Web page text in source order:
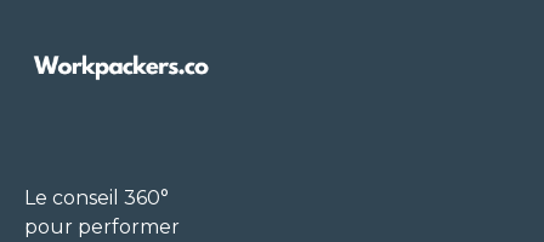
Le conseil 360°
pour performer